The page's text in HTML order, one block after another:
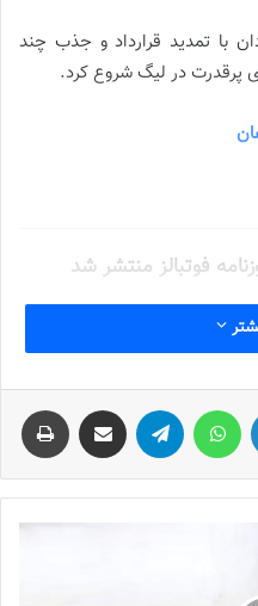
با تمدید قرارداد و جذب چند
پرقدرت در لیگ شروع کرد.